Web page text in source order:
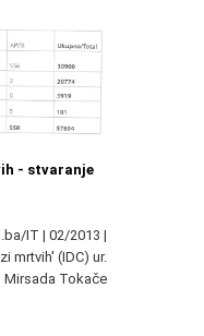
- stvaranje
IT | 02/2013 |
mrtvih' (IDC) ur.
Mirsada Tokače